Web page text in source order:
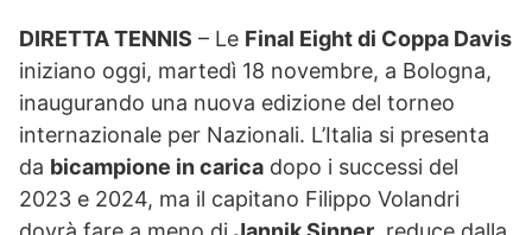
DIRETTA TENNIS – Le Final Eight di Coppa Davis
iniziano oggi, martedì 18 novembre, a Bologna,
inaugurando una nuova edizione del torneo
internazionale per Nazionali. L’Italia si presenta
da bicampione in carica dopo i successi del
2023 e 2024, ma il capitano Filippo Volandri